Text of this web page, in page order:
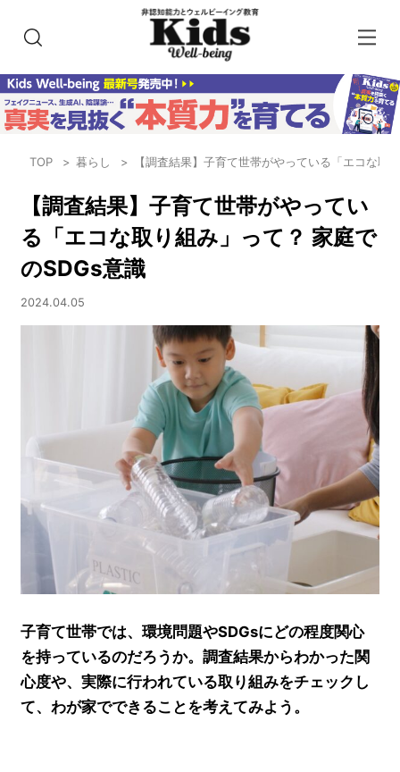
TOP 暮らし 【調査結果】子育て世帯がやっている「エコな取
【調査結果】子育て世帯がやってい
る「エコな取り組み」って？ 家庭で
のSDGs意識
2024.04.05
子育て世帯では、環境問題やSDGsにどの程度関心
を持っているのだろうか。調査結果からわかった関
心度や、実際に行われている取り組みをチェックし
て、わが家でできることを考えてみよう。